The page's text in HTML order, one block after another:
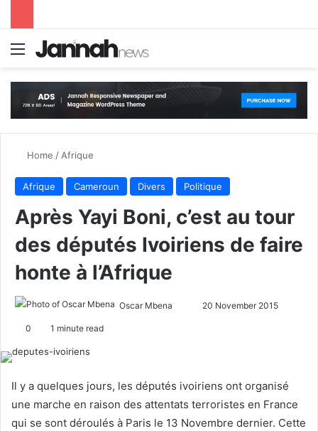
Menu
Home / Afrique
Afrique Cameroun Divers Politique
Après Yayi Boni, c’est au tour
des députés Ivoiriens de faire
honte à l’Afrique
Oscar Mbena
n
e
m
20 November 2015
0 1 minute read
Il y a quelques jours, les députés ivoiriens ont organisé
une marche en raison des attentats terroristes en France
qui se sont déroulés à Paris le 13 Novembre dernier. Cette